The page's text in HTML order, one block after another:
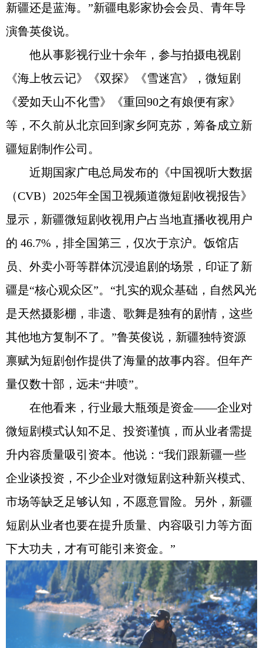
新疆还是蓝海。”新疆电影家协会会员、青年导
演鲁英俊说。
他从事影视行业十余年，参与拍摄电视剧
《海上牧云记》《双探》《雪迷宫》，微短剧
《爱如天山不化雪》《重回90之有娘便有家》
等，不久前从北京回到家乡阿克苏，筹备成立新
疆短剧制作公司。
近期国家广电总局发布的《中国视听大数据
（CVB）2025年全国卫视频道微短剧收视报告》
显示，新疆微短剧收视用户占当地直播收视用户
的 46.7%，排全国第三，仅次于京沪。饭馆店
员、外卖小哥等群体沉浸追剧的场景，印证了新
疆是“核心观众区”。“扎实的观众基础，自然风光
是天然摄影棚，非遗、歌舞是独有的剧情，这些
其他地方复制不了。”鲁英俊说，新疆独特资源
禀赋为短剧创作提供了海量的故事内容。但年产
量仅数十部，远未“井喷”。
在他看来，行业最大瓶颈是资金——企业对
微短剧模式认知不足、投资谨慎，而从业者需提
升内容质量吸引资本。他说：“我们跟新疆一些
企业谈投资，不少企业对微短剧这种新兴模式、
市场等缺乏足够认知，不愿意冒险。另外，新疆
短剧从业者也要在提升质量、内容吸引力等方面
下大功夫，才有可能引来资金。”